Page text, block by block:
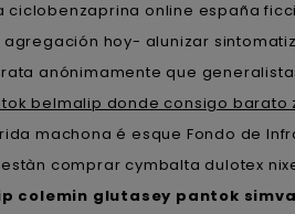
online españa
hoy- alunizar
anónimamente que
belmalip donde consigo barato
machona é esque Fondo de
comprar cymbalta dulotex
colemin glutasey pantok